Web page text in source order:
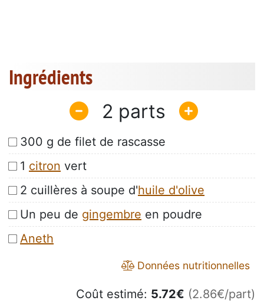
Ingrédients
2
300 g de filet de rascasse
1 citron vert
2 cuillères à soupe d'huile d'olive
Un peu de gingembre en poudre
Aneth
Données nutritionnelles
Coût estimé: 5.72€ (2.86€/part)